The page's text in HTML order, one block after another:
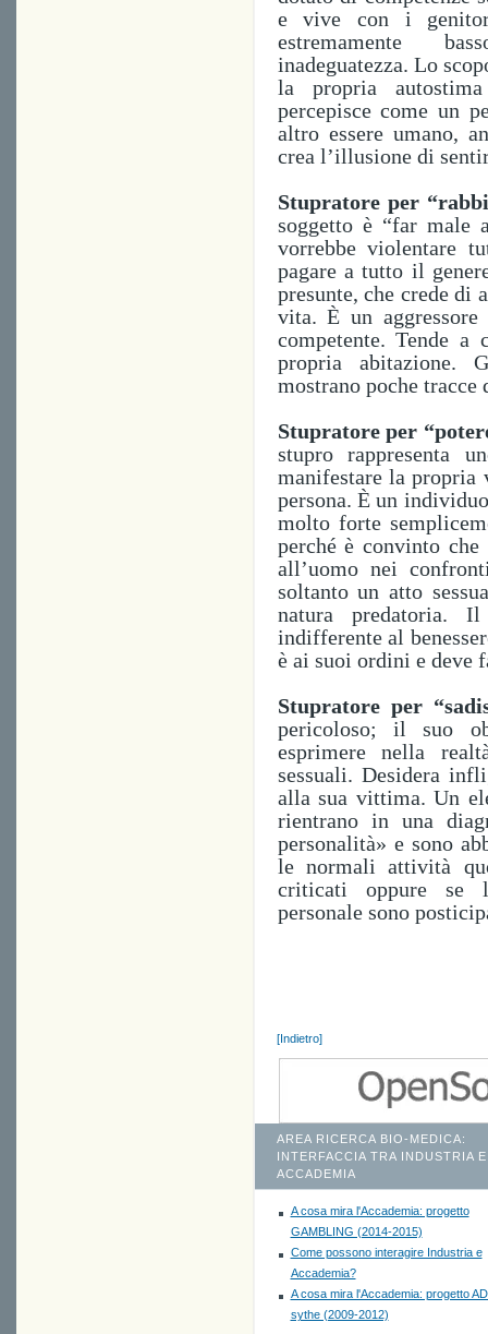
e vive con i
estremamente
inadeguatezza. Lo
la propria
percepisce come un
altro essere umano,
crea l’illusione di
Stupratore per
soggetto è “far male
vorrebbe violentare
pagare a tutto il
presunte, che crede di
vita. È un
competente. Tende a
propria abitazione.
mostrano poche
Stupratore per
stupro rappresenta
manifestare la
persona. È un
molto forte
perché è convinto
all’uomo nei
soltanto un atto
natura predatoria.
Il
indifferente al
è ai suoi ordini e deve
Stupratore per
pericoloso; il suo
esprimere nella
sessuali. Desidera
alla sua vittima. Un
rientrano in una
personalità» e sono
le normali attività
criticati oppure se
personale sono
[Indietro]
AREA RICERCA BIO-MEDICA:
INTERFACCIA TRA INDUSTRIA E
ACCADEMIA
A cosa mira l'Accademia: progetto
GAMBLING (2014-2015)
Come possono interagire Industria e
Accademia?
A cosa mira l'Accademia: progetto
sythe (2009-2012)